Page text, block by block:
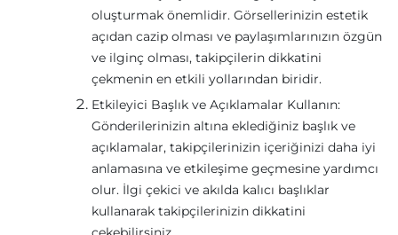
oluşturmak önemlidir. Görsellerinizin estetik
açıdan cazip olması ve paylaşımlarınızın özgün
ve ilginç olması, takipçilerin dikkatini
çekmenin en etkili yollarından biridir.
Etkileyici Başlık ve Açıklamalar Kullanın:
Gönderilerinizin altına eklediğiniz başlık ve
açıklamalar, takipçilerinizin içeriğinizi daha iyi
anlamasına ve etkileşime geçmesine yardımcı
olur. İlgi çekici ve akılda kalıcı başlıklar
kullanarak takipçilerinizin dikkatini